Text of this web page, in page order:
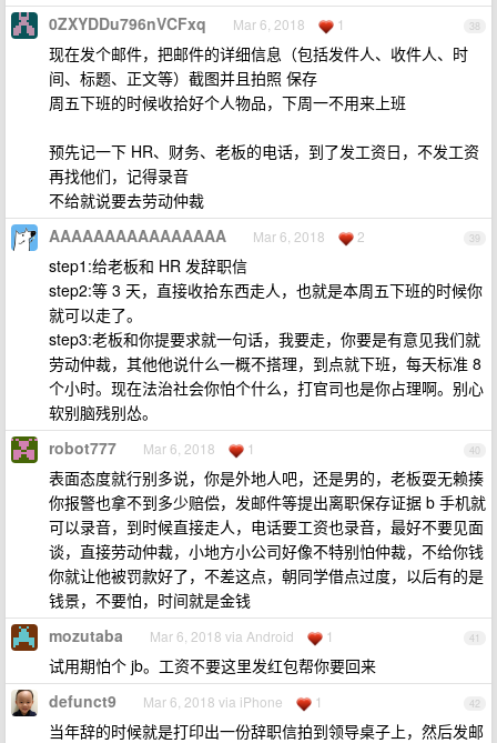
38
0ZXYDDu796nVCFxq Mar 6, 2018 1
现在发个邮件，把邮件的详细信息（包括发件人、收件人、时
间、标题、正文等）截图并且拍照 保存
周五下班的时候收拾好个人物品，下周一不用来上班
预先记一下 HR、财务、老板的电话，到了发工资日，不发工资
再找他们，记得录音
不给就说要去劳动仲裁
39
AAAAAAAAAAAAAAAA Mar 6, 2018 2
step1:给老板和 HR 发辞职信
step2:等 3 天，直接收拾东西走人，也就是本周五下班的时候你
就可以走了。
step3:老板和你提要求就一句话，我要走，你要是有意见我们就
劳动仲裁，其他他说什么一概不搭理，到点就下班，每天标准 8
个小时。现在法治社会你怕个什么，打官司也是你占理啊。别心
软别脑残别怂。
40
robot777 Mar 6, 2018 1
表面态度就行别多说，你是外地人吧，还是男的，老板耍无赖揍
你报警也拿不到多少赔偿，发邮件等提出离职保存证据 b 手机就
可以录音，到时候直接走人，电话要工资也录音，最好不要见面
谈，直接劳动仲裁，小地方小公司好像不特别怕仲裁，不给你钱
你就让他被罚款好了，不差这点，朝同学借点过度，以后有的是
钱景，不要怕，时间就是金钱
41
mozutaba Mar 6, 2018 via Android 1
试用期怕个 jb。工资不要这里发红包帮你要回来
42
defunct9 Mar 6, 2018 via iPhone 1
当年辞的时候就是打印出一份辞职信拍到领导桌子上，然后发邮